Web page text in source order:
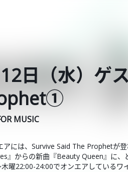
日（水）ゲ
MUSIC
には、Survive Said The Prophetが登
』からの新曲『Beauty Queen』に、
曜22:00-24:00でオンエアしている